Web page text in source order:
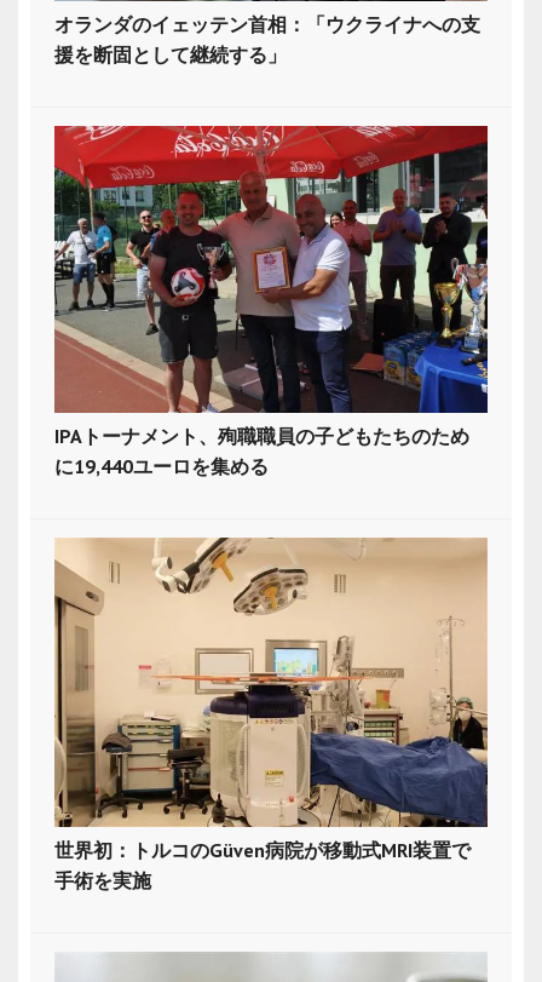
オランダのイェッテン首相：「ウクライナへの支
援を断固として継続する」
IPAトーナメント、殉職職員の子どもたちのため
に19,440ユーロを集める
世界初：トルコのGüven病院が移動式MRI装置で
手術を実施